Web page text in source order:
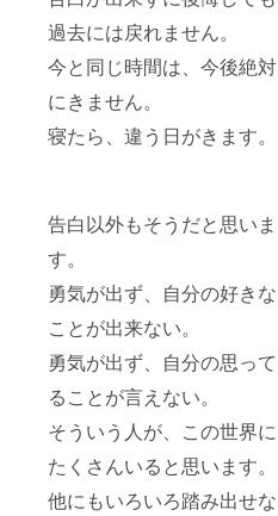
過去には戻れません。
今と同じ時間は、今後絶対
にきません。
寝たら、違う日がきます。
告白以外もそうだと思いま
す。
勇気が出ず、自分の好きな
ことが出来ない。
勇気が出ず、自分の思って
ることが言えない。
そういう人が、この世界に
たくさんいると思います。
他にもいろいろ踏み出せな